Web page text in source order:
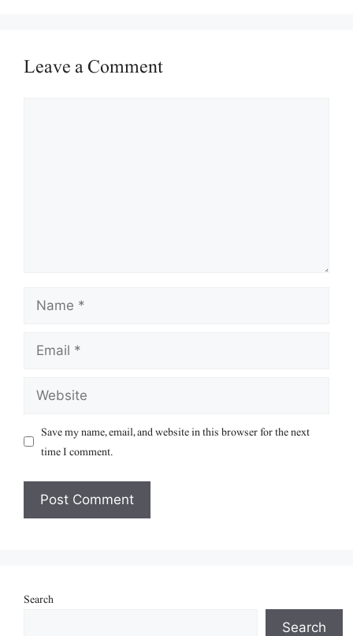
Leave a Comment
Name
Email
Website
Save my name, email, and website in this browser for the next
time I comment.
Search
Search